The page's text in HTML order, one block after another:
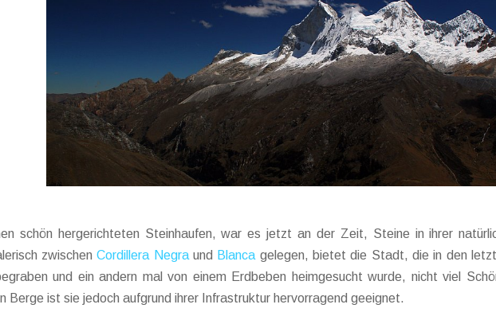
schön hergerichteten Steinhaufen, war es jetzt an der Zeit, Steine in ihrer
zwischenCordillera Negraund Blanca gelegen, bietet die Stadt, die in den
und ein andern mal von einem Erdbeben heimgesucht wurde, nicht viel
Berge ist sie jedoch aufgrund ihrer Infrastruktur hervorragend geeignet.